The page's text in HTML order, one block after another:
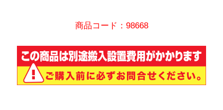
商品コード：98668